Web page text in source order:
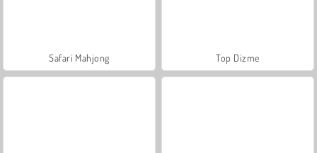
Safari Mahjong Top Dizme